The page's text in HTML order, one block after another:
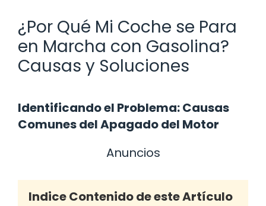
¿Por Qué Mi Coche se Para
en Marcha con Gasolina?
Causas y Soluciones
Identificando el Problema: Causas
Comunes del Apagado del Motor
Anuncios
Indice Contenido de este Artículo